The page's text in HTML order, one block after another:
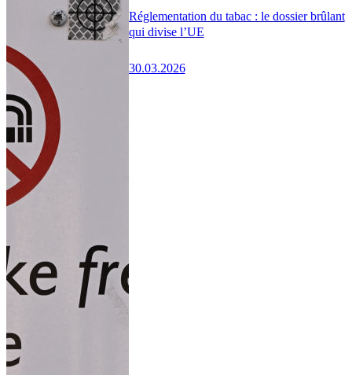
Réglementation du tabac : le dossier brûlant
qui divise l’UE
30.03.2026